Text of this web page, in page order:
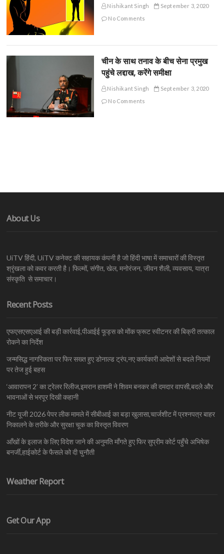
Nishikant Singh
September 3, 2020
No Comments
चीन के साथ तनाव के बीच सेना प्रमुख
पहुंचे लद्दाख, करेंगे समीक्षा
Nishikant Singh
September 3, 2020
No Comments
About Us
UiTV हिंदी, UiTV कनेक्ट की सहायक कंपनी है जो हिंदी भाषा में समाचारों की विस्तृत
श्रृंखला को कवर करती है। फिल्मों, संगीत, खेल, मनोरंजन, जीवन शैली, व्यवसाय, यात्रा
संस्कृति से समाचार।
Recent Posts
एफएसएसएआई की बड़ी कार्रवाई,पीआईई फूड्स को मोंक फ्रूट स्वीटनर की बिक्री तत्काल
रोकने का निर्देश
जन्मसिद्ध नागरिकता पर फिर सख्त हुए डोनाल्ड ट्रंप,नए कार्यकारी आदेशों से बदले नियमों
पर तेज हुई बहस
‘आवारापन 2’ का ट्रेलर रिलीज,इमरान हाशमी ने शिवम बनकर की दमदार वापसी,बदले और
भावनाओं से भरपूर दिखी कहानी
नीट यूजी 2026 पेपर लीक मामले में सीबीआई का बड़ा खुलासा,चार्जशीट में प्रश्नपत्र बाहर
निकालने के तरीके और सुरक्षा चूक का विस्तृत विवरण
आँखों के इलाज के लिए विदेश जाने की अनुमति माँगते हुए फिर सुप्रीम कोर्ट पहुँचे अभिषेक
बनर्जी,हाईकोर्ट के फैसले को दी चुनौती
Weather Report
Get Our App